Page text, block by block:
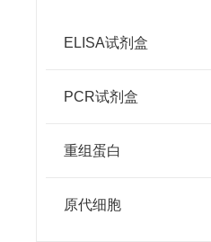
ELISA试剂盒
PCR试剂盒
重组蛋白
原代细胞